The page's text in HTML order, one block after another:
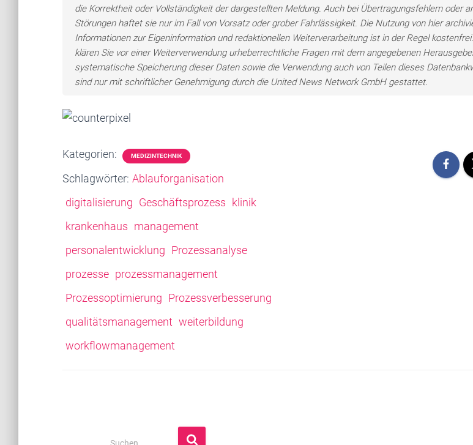
die Korrektheit oder Vollständigkeit der dargestellten Meldung. Auch bei Übertragungsfehlern oder
Störungen haftet sie nur im Fall von Vorsatz oder grober Fahrlässigkeit. Die Nutzung von hier
Informationen zur Eigeninformation und redaktionellen Weiterverarbeitung ist in der Regel
klären Sie vor einer Weiterverwendung urheberrechtliche Fragen mit dem angegebenen
systematische Speicherung dieser Daten sowie die Verwendung auch von Teilen dieses
sind nur mit schriftlicher Genehmigung durch die United News Network GmbH gestattet.
Kategorien: MEDIZINTECHNIK
Schlagwörter: Ablauforganisation
digitalisierung Geschäftsprozess klinik
krankenhaus management
personalentwicklung Prozessanalyse
prozesse prozessmanagement
Prozessoptimierung Prozessverbesserung
qualitätsmanagement weiterbildung
workflowmanagement
S
Suchen …